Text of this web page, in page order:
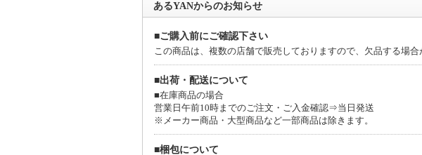
ラッピング・熨斗のサービスにつきまして
けますよう、何卒よろしくお願い申し上げます。
商品について
当店の商品はすべて新品商品です。
家電引取/回収サービスについて
配送業者との契約の都合上、 現在、家電引取/回収サービスを休止させ
あるYANからのお知らせ
■ご購入前にご確認下さい
この商品は、複数の店舗で販売しておりますので、欠品する場合
■出荷・配送について
■在庫商品の場合
営業日午前10時までのご注文・ご入金確認⇒当日発送
※メーカー商品・大型商品など一部商品は除きます。
■梱包について